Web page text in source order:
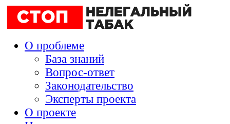
О проблеме
База знаний
Вопрос-ответ
Законодательство
Эксперты проекта
О проекте